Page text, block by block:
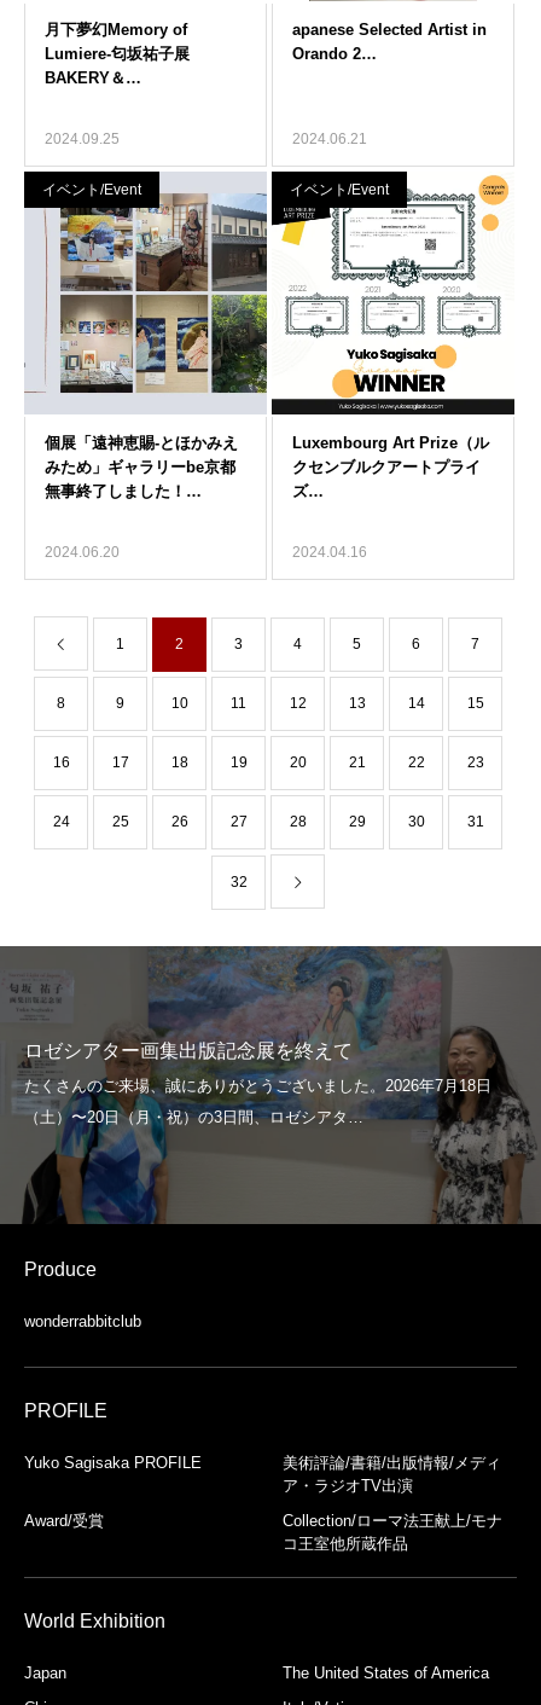
2024.09.25 2024.06.21
イベント/Event
2024.06.20
イベント/Event
2024.04.16
1 2 3 4 5 6 7
8 9 10 11 12 13 14 15
16 17 18 19 20 21 22 23
24 25 26 27 28 29 30 31
32
ロゼシアター画集出版記念展を終えて
Produce
wonderrabbitclub
PROFILE
Yuko Sagisaka PROFILE
美術評論/書籍/出版情報/メディ
ア・ラジオTV出演
Award/受賞
Collection/ローマ法王献上/モナ
コ王室他所蔵作品
World Exhibition
Japan
The United States of America